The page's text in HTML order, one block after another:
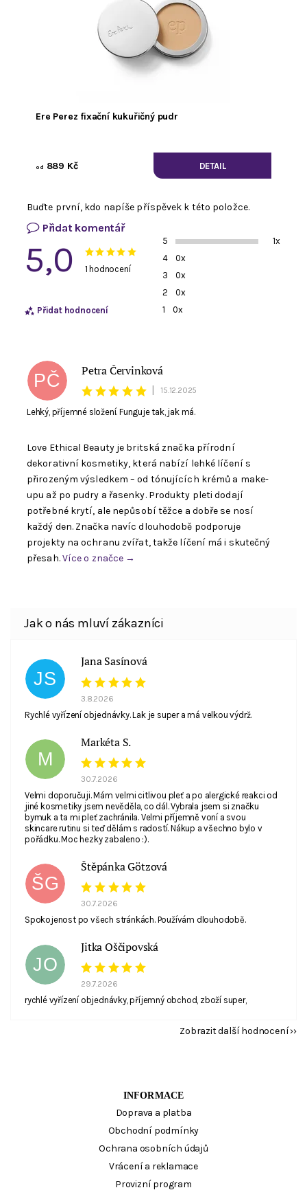
Ere Perez fixační kukuřičný pudr
od 889 Kč DETAIL
Buďte první, kdo napíše příspěvek k této položce.
Přidat komentář
5,0 1 hodnocení
Přidat hodnocení
5
1x
4
0x
3
0x
2
0x
1
0x
Souhlasím se zpracovánímosobních údajů. E-
mail není viditelný pro ostatní nakupující.
PČ
Petra Červinková
15.12.2025
Lehký, příjemné složení. Funguje tak, jak má.
Love Ethical Beauty je britská značka přírodní
dekorativní kosmetiky, která nabízí lehké líčení s
přirozeným výsledkem – od tónujících krémů a make-
upu až po pudry a řasenky. Produkty pleti dodají
potřebné krytí, ale nepůsobí těžce a dobře se nosí
každý den. Značka navíc dlouhodobě podporuje
projekty na ochranu zvířat, takže líčení má i skutečný
přesah.Více o značce →
JS
Jana Sasínová
3.8.2026
Rychlé vyřízení objednávky. Lak je super a má velkou výdrž.
M
Markéta S.
30.7.2026
Velmi doporučuji. Mám velmi citlivou pleť a po alergické reakci od
jiné kosmetiky jsem nevěděla, co dál. Vybrala jsem si značku
bymuk a ta mi pleť zachránila. Velmi příjemně voní a svou
skincare rutinu si teď dělám s radostí. Nákup a všechno bylo v
pořádku. Moc hezky zabaleno :).
ŠG
Štěpánka Götzová
30.7.2026
Spokojenost po všech stránkách. Používám dlouhodobě.
JO
Jitka Oščipovská
29.7.2026
rychlé vyřízení objednávky, příjemný obchod, zboží super,
Zobrazit další hodnocení
INFORMACE
Doprava a platba
Obchodní podmínky
Ochrana osobních údajů
Vrácení a reklamace
Provizní program